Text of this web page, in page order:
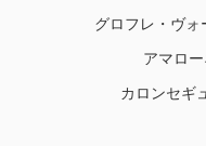
グロフレ・ヴ
アマロ
カロンセ